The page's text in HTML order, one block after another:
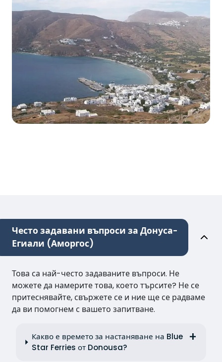
Често задавани въпроси за Донуса-
Егиали (Аморгос)
Това са най-често задаваните въпроси. Не
можете да намерите това, което търсите? Не се
притеснявайте, свържете се и ние ще се радваме
да ви помогнем с вашето запитване.
Какво е времето за настаняване на Blue
Star Ferries от Donousa?